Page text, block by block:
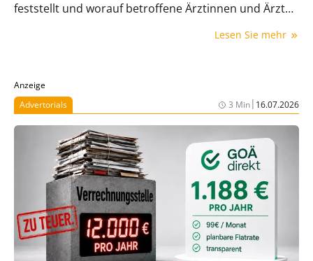
feststellt und worauf betroffene Ärztinnen und Ärzte
Lesen Sie mehr
Anzeige
Advertorials
3 Min| 16.07.2026